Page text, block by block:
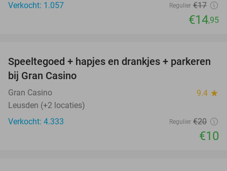
Verkocht: 1.057
Regulier €17
€14,95
50%
Speeltegoed + hapjes en drankjes + parkeren
bij Gran Casino
Gran Casino 9.4 star
Leusden (+2 locaties)
Verkocht: 4.333
Regulier €20
€10